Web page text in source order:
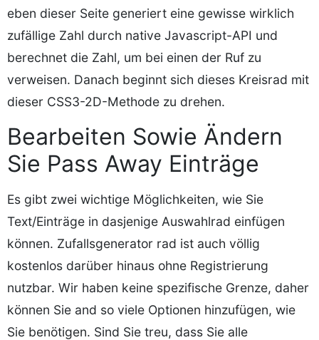
eben dieser Seite generiert eine gewisse wirklich
zufällige Zahl durch native Javascript-API und
berechnet die Zahl, um bei einen der Ruf zu
verweisen. Danach beginnt sich dieses Kreisrad mit
dieser CSS3-2D-Methode zu drehen.
Bearbeiten Sowie Ändern
Sie Pass Away Einträge
Es gibt zwei wichtige Möglichkeiten, wie Sie
Text/Einträge in dasjenige Auswahlrad einfügen
können. Zufallsgenerator rad ist auch völlig
kostenlos darüber hinaus ohne Registrierung
nutzbar. Wir haben keine spezifische Grenze, daher
können Sie and so viele Optionen hinzufügen, wie
Sie benötigen. Sind Sie treu, dass Sie alle